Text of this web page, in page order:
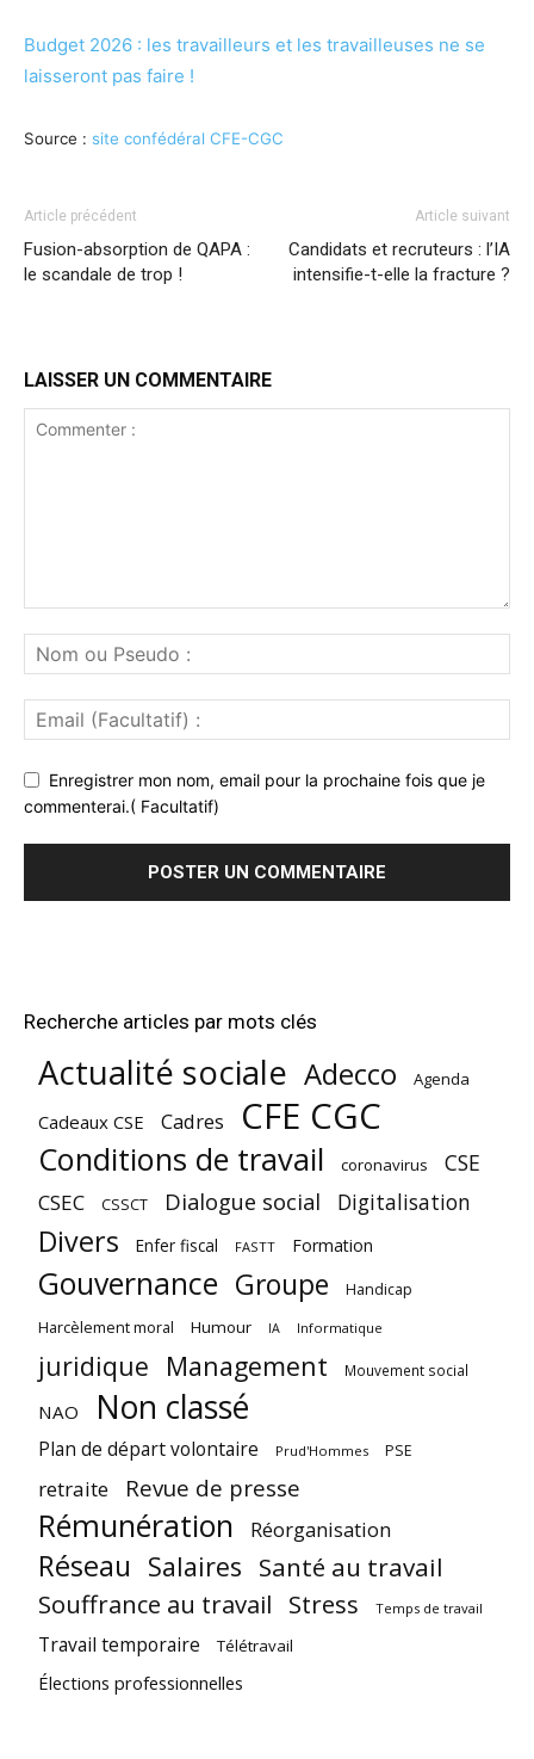
Budget 2026 : les travailleurs et les travailleuses ne se
laisseront pas faire !
Source : site confédéral CFE-CGC
Article précédent
Fusion-absorption de QAPA :
le scandale de trop !
Article suivant
Candidats et recruteurs : l’IA
intensifie-t-elle la fracture ?
LAISSER UN COMMENTAIRE
Enregistrer mon nom, email pour la prochaine fois que je
commenterai.( Facultatif)
Recherche articles par mots clés
Actualité sociale Adecco Agenda
Cadeaux CSE Cadres CFE CGC
Conditions de travail coronavirus CSE
CSEC CSSCT Dialogue social Digitalisation
Divers Enfer fiscal FASTT Formation
Gouvernance Groupe Handicap
Harcèlement moral Humour IA Informatique
juridique Management Mouvement social
NAO Non classé
Plan de départ volontaire Prud'Hommes PSE
retraite Revue de presse
Rémunération Réorganisation
Réseau Salaires Santé au travail
Souffrance au travail Stress Temps de travail
Travail temporaire Télétravail
Élections professionnelles